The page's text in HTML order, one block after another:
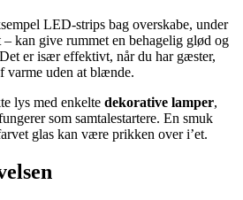
LED-strips bag overskabe, under
kan give rummet en behagelig glød og
er især effektivt, når du har gæster,
varme uden at blænde.
lys med enkelte dekorative lamper,
som samtalestartere. En smuk
glas kan være prikken over i’et.